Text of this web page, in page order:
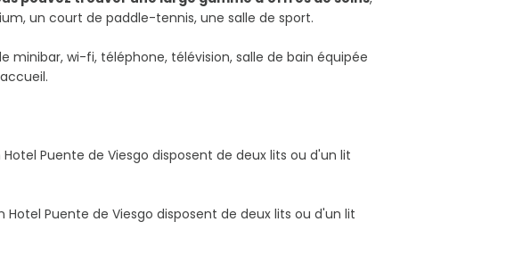
un court de paddle-tennis, une salle de sport.
minibar, wi-fi, téléphone, télévision, salle de bain équipée
Puente de Viesgo disposent de deux lits ou d'un lit
Hotel Puente de Viesgo disposent de deux lits ou d'un lit